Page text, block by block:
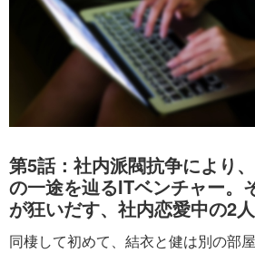
第5話：社内派閥抗争により
の一途を辿るITベンチャー。
が狂いだす、社内恋愛中の2人
同棲して初めて、結衣と健は別の部